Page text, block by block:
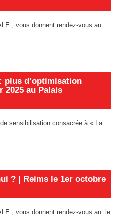
, vous donnent rendez-vous au
plus d’optimisation
2025 au Palais
sensibilisation consacrée à « La
? | Reims le 1er octobre
, vous donnent rendez-vous au le